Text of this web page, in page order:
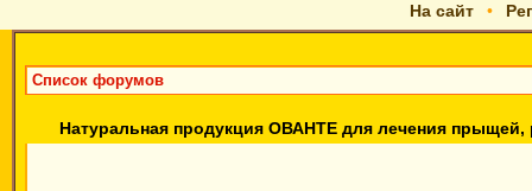
На сайт •
Список форумов
Натуральная продукция ОВАНТЕ для лечения